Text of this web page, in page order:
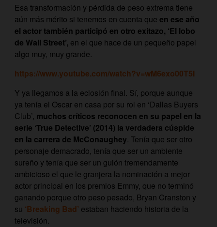
Esa transformación y pérdida de peso extrema tiene
aún más mérito si tenemos en cuenta que en ese año
el actor también participó en otro exitazo, ‘El lobo
de Wall Street’, en el que hace de un pequeño papel
algo muy, muy grande.
https://www.youtube.com/watch?v=wM6exo00T5I
Y ya llegamos a la eclosión final. Sí, porque aunque
ya tenía el Oscar en casa por su rol en ‘Dallas Buyers
Club’, muchos críticos reconocen en su papel en la
serie ‘True Detective’ (2014) la verdadera cúspide
en la carrera de McConaughey. Tenía que ser otro
personaje demacrado, tenía que ser un ambiente
sureño y tenía que ser un guión tremendamente
ambicioso el que le granjera la nominación a mejor
actor principal en los premios Emmy, que no terminó
ganando porque otro peso pesado, Bryan Cranston y
su ‘Breaking Bad’ estaban haciendo historia de la
televisión.